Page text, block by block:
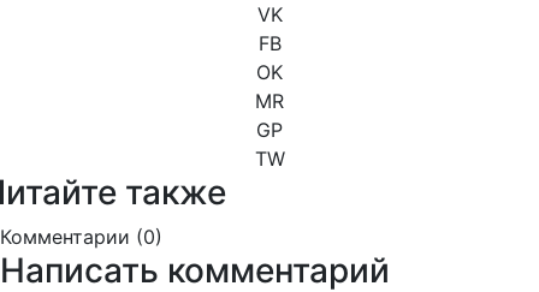
VK
FB
OK
MR
GP
TW
также
Комментарии (0)
Написать комментарий